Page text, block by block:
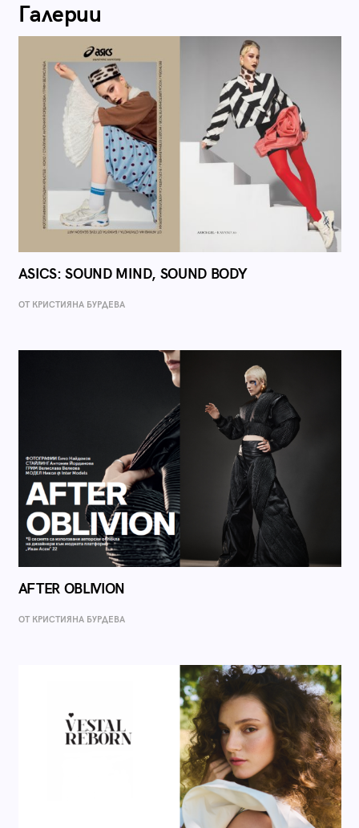
Галерии
ASICS: SOUND MIND, SOUND BODY
ОТ КРИСТИЯНА БУРДЕВА
AFTER OBLIVION
ОТ КРИСТИЯНА БУРДЕВА